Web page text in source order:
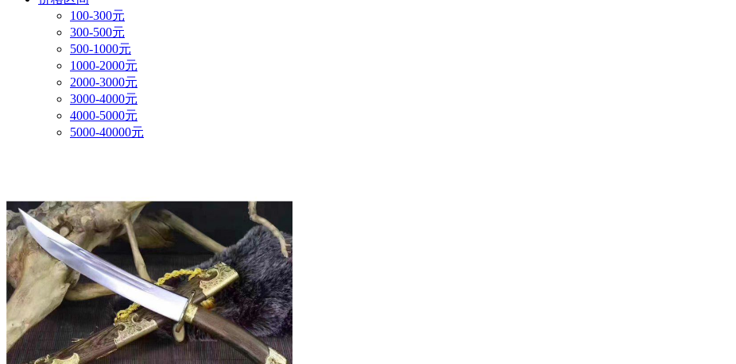
100-300元
300-500元
500-1000元
1000-2000元
2000-3000元
3000-4000元
4000-5000元
5000-40000元